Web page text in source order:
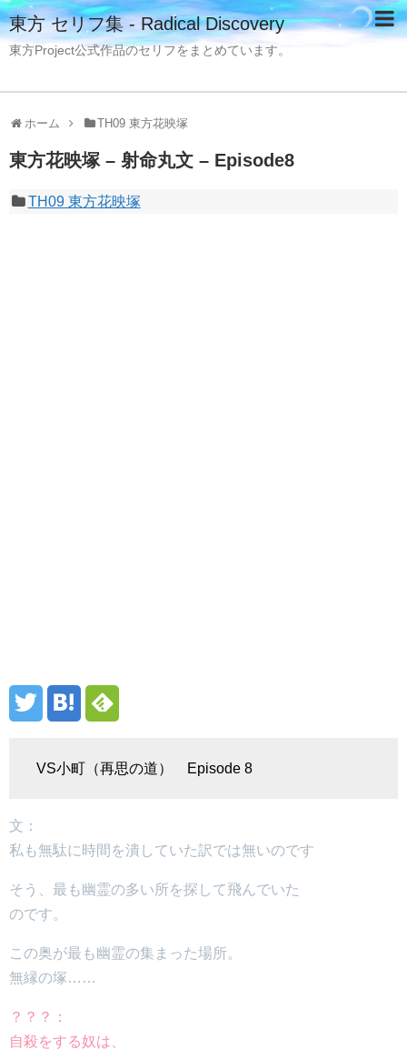
東方 セリフ集 - Radical Discovery
東方Project公式作品のセリフをまとめています。
ホーム TH09 東方花映塚
東方花映塚 – 射命丸文 – Episode8
TH09 東方花映塚
VS小町（再思の道） Episode 8
文：
私も無駄に時間を潰していた訳では無いのです
そう、最も幽霊の多い所を探して飛んでいた
のです。
この奥が最も幽霊の集まった場所。
無縁の塚……
？？？：
自殺をする奴は、